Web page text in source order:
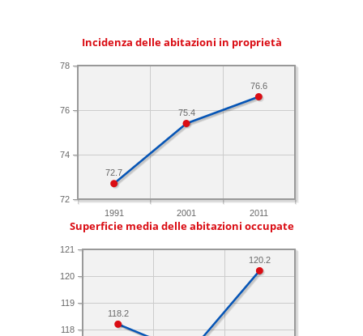
Incidenza delle abitazioni in proprietà
1991 2001 2011
72
74
76
78
76.6
75.4
72.7
Superficie media delle abitazioni occupate
118
119
120
121
120.2
118.2